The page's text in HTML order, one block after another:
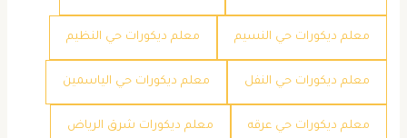
معلم ديكورات حي النسيم معلم ديكورات حي النظيم
معلم ديكورات حي النفل معلم ديكورات حي الياسمين
معلم ديكورات حي عرقه معلم ديكورات شرق الرياض